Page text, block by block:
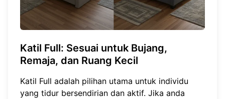
Katil Full: Sesuai untuk Bujang,
Remaja, dan Ruang Kecil
Katil Full adalah pilihan utama untuk individu
yang tidur bersendirian dan aktif. Jika anda